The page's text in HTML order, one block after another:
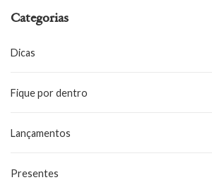
Categorias
Dicas
Fique por dentro
Lançamentos
Presentes